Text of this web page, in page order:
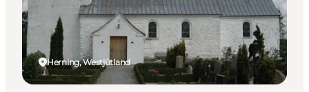
Reiseplanung
Herning, Westjütland